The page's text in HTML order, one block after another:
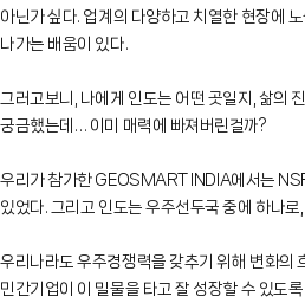
아닌가 싶다. 업계의 다양하고 치열한 현장에
나가는 배움이 있다.
그러고보니, 나에게 인도는 어떤 곳일지, 삶의
궁금했는데… 이미 매력에 빠져버린걸까?
우리가 참가한 GEOSMART INDIA에서는
있었다. 그리고 인도는 우주선두국 중에 하나
우리나라도 우주경쟁력을 갖추기 위해 변화의
민간기업이 이 밀물을 타고 잘 성장할 수 있도